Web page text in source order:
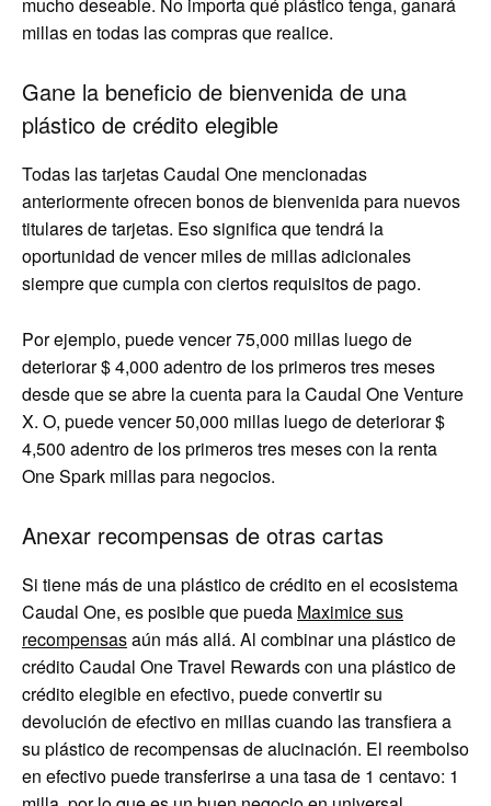
mucho deseable. No importa qué plástico tenga, ganará
millas en todas las compras que realice.
Gane la beneficio de bienvenida de una
plástico de crédito elegible
Todas las tarjetas Caudal One mencionadas
anteriormente ofrecen bonos de bienvenida para nuevos
titulares de tarjetas. Eso significa que tendrá la
oportunidad de vencer miles de millas adicionales
siempre que cumpla con ciertos requisitos de pago.
Por ejemplo, puede vencer 75,000 millas luego de
deteriorar $ 4,000 adentro de los primeros tres meses
desde que se abre la cuenta para la Caudal One Venture
X. O, puede vencer 50,000 millas luego de deteriorar $
4,500 adentro de los primeros tres meses con la renta
One Spark millas para negocios.
Anexar recompensas de otras cartas
Si tiene más de una plástico de crédito en el ecosistema
Caudal One, es posible que pueda Maximice sus
recompensasaún más allá. Al combinar una plástico de
crédito Caudal One Travel Rewards con una plástico de
crédito elegible en efectivo, puede convertir su
devolución de efectivo en millas cuando las transfiera a
su plástico de recompensas de alucinación. El reembolso
en efectivo puede transferirse a una tasa de 1 centavo: 1